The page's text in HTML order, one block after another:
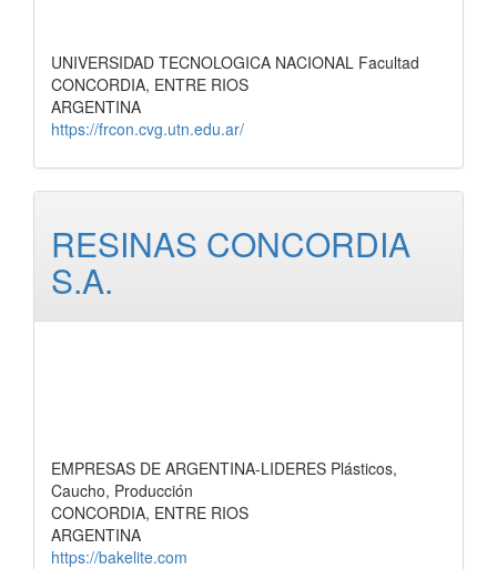
UNIVERSIDAD TECNOLOGICA NACIONAL Facultad
CONCORDIA, ENTRE RIOS
ARGENTINA
https://frcon.cvg.utn.edu.ar/
RESINAS CONCORDIA
S.A.
EMPRESAS DE ARGENTINA-LIDERES Plásticos,
Caucho, Producción
CONCORDIA, ENTRE RIOS
ARGENTINA
https://bakelite.com